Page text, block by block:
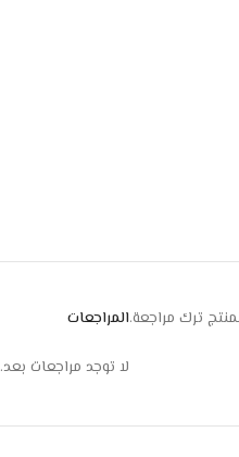
المراجعات
لا توجد مراجعات بعد.
ترك مراجعة.